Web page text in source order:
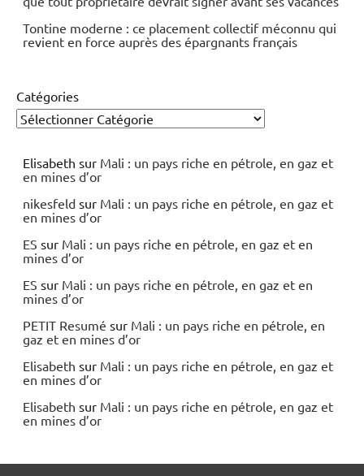
Tontine moderne : ce placement collectif méconnu qui
revient en force auprès des épargnants français
Catégories
Elisabeth sur Mali : un pays riche en pétrole, en gaz et
en mines d’or
nikesfeld sur Mali : un pays riche en pétrole, en gaz et
en mines d’or
ES sur Mali : un pays riche en pétrole, en gaz et en
mines d’or
ES sur Mali : un pays riche en pétrole, en gaz et en
mines d’or
PETIT Resumé sur Mali : un pays riche en pétrole, en
gaz et en mines d’or
Elisabeth sur Mali : un pays riche en pétrole, en gaz et
en mines d’or
Elisabeth sur Mali : un pays riche en pétrole, en gaz et
en mines d’or